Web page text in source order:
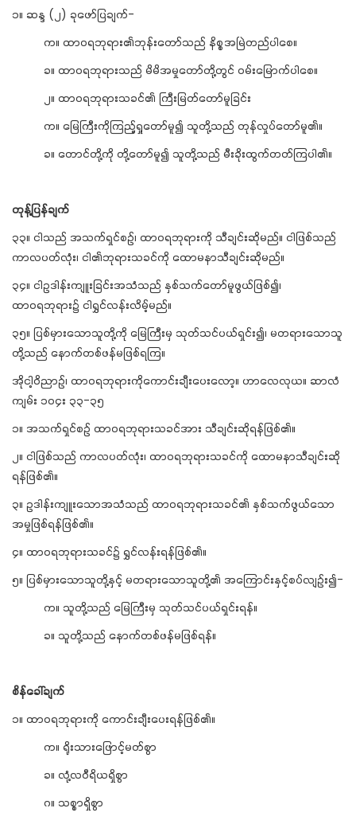
၁။ ဆန္ဒ (၂) ခုဖော်ပြချက်-
က။ ထာဝရဘုရား၏ဘုန်းတော်သည် နိစ္စအမြဲတည်ပါစေ။
ခ။ ထာဝရဘုရားသည် မိမိအမှုတော်တို့တွင် ဝမ်းမြောက်ပါစေ။
၂။ ထာဝရဘုရားသခင်၏ ကြီးမြတ်တော်မူခြင်း
က။ မြေကြီးကိုကြည့်ရှုတော်မူ၍ သူတို့သည် တုန်လှုပ်တော်မူ၏။
ခ။ တောင်တို့ကို တို့တော်မူ၍ သူတို့သည် မီးခိုးထွက်တတ်ကြပါ၏။
တုန့်ပြန်ချက်
၃၃။ ငါသည် အသက်ရှင်စဉ်၊ ထာဝရဘုရားကို သီချင်းဆိုမည်။ ငါဖြစ်သည်
ကာလပတ်လုံး၊ ငါ၏ဘုရားသခင်ကို ထောမနာသီချင်းဆိုမည်။
၃၄။ ငါဥဒါန်းကျူးခြင်းအသံသည် နှစ်သက်တော်မူဖွယ်ဖြစ်၍၊
ထာဝရဘုရား၌ ငါရွှင်လန်းလိမ့်မည်။
၃၅။ ပြစ်မှားသောသူတို့ကို မြေကြီးမှ သုတ်သင်ပယ်ရှင်း၍၊ မတရားသောသူ
တို့သည် နောက်တစ်ဖန်မဖြစ်ရကြ။
အိုငါ့ဝိညာဉ်၊ ထာဝရဘုရားကိုကောင်းချီးပေးလော့။ ဟာလေလုယ။ ဆာလံ
ကျမ်း ၁၀၄း ၃၃-၃၅
၁။ အသက်ရှင်စဉ် ထာဝရဘုရားသခင်အား သီချင်းဆိုရန်ဖြစ်၏။
၂။ ငါဖြစ်သည် ကာလပတ်လုံး၊ ထာဝရဘုရားသခင်ကို ထောမနာသီချင်းဆို
ရန်ဖြစ်၏။
၃။ ဥဒါန်းကျူးသောအသံသည် ထာဝရဘုရားသခင်၏ နှစ်သက်ဖွယ်သော
အမှုဖြစ်ရန်ဖြစ်၏။
၄။ ထာဝရဘုရားသခင်၌ ရွှင်လန်းရန်ဖြစ်၏။
၅။ ပြစ်မှားသောသူတို့နှင့် မတရားသောသူတို့၏ အကြောင်းနှင့်စပ်လျဉ်း၍-
က။ သူတို့သည် မြေကြီးမှ သုတ်သင်ပယ်ရှင်းရန်။
ခ။ သူတို့သည် နောက်တစ်ဖန်မဖြစ်ရန်။
စိန်ခေါ်ချက်
၁။ ထာဝရဘုရားကို ကောင်းချီးပေးရန်ဖြစ်၏။
က။ ရိုးသားဖြောင့်မတ်စွာ
ခ။ လုံ့လဝီရိယရှိစွာ
ဂ။ သစ္စာရှိစွာ